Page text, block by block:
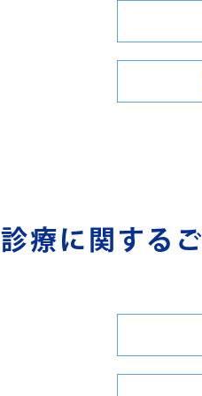
診療に関する